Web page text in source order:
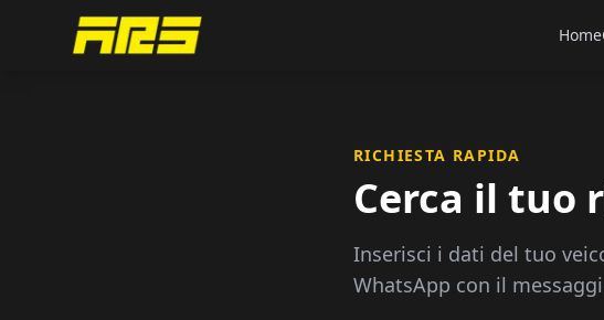
Home
RICHIESTA RAPIDA
Cerca il tuo
Inserisci i dati del tuo
WhatsApp con il